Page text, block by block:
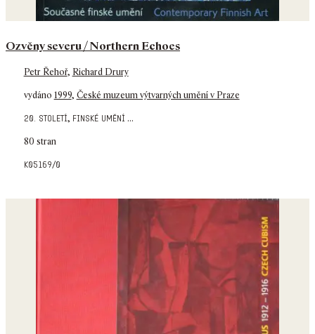
Ozvěny severu / Northern Echoes
Petr Řehoř, Richard Drury
vydáno 1999, České muzeum výtvarných umění v Praze
20. století, finské umění ...
80 stran
k05169/0